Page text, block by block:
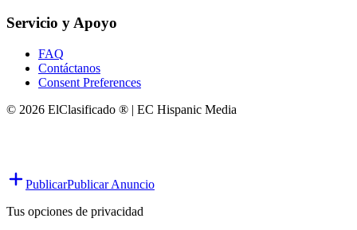
Servicio y Apoyo
FAQ
Contáctanos
Consent Preferences
© 2026 ElClasificado ® | EC Hispanic Media
PublicarPublicar Anuncio
Tus opciones de privacidad